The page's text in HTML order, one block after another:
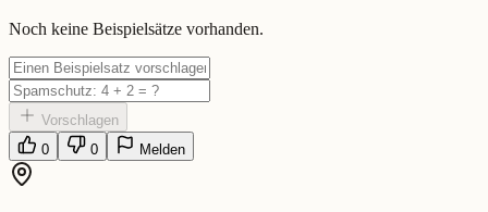
Bedeutung:traditioneller Kugelsport
Noch keine Beispielsätze vorhanden.
Vorschlagen
0
0 Melden